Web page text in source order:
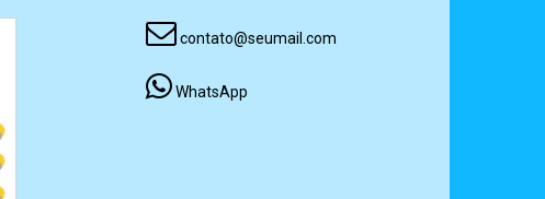
contato@seumail.com
WhatsApp